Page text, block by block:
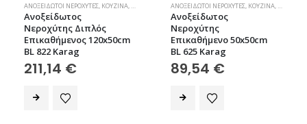
ΑΝΟΞΕΊΔΩΤΟΙ ΝΕΡΟΧΎΤΕΣ, ΚΟΥΖΊΝΑ, ΝΕΡΟΧΎΤΕΣ
Ανοξείδωτος
Νεροχύτης Διπλός
Επικαθήμενος 120x50cm
BL 822 Karag
211,14 €
ΑΝΟΞΕΊΔΩΤΟΙ ΝΕΡΟΧΎΤΕΣ, ΚΟΥΖΊΝΑ,
Ανοξείδωτος
Νεροχύτης
Επικαθήμενο 50x50cm
BL 625 Karag
89,54 €